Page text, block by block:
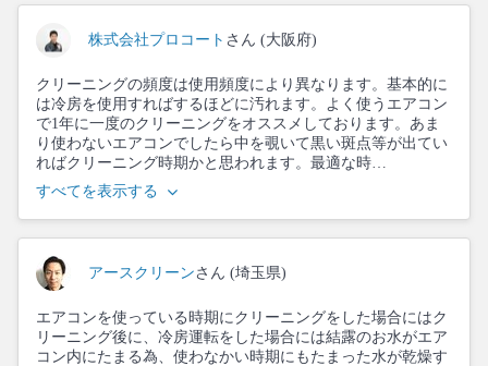
株式会社プロコート さん (大阪府)
クリーニングの頻度は使用頻度により異なります。基本的に
は冷房を使用すればするほどに汚れます。よく使うエアコン
で1年に一度のクリーニングをオススメしております。あま
り使わないエアコンでしたら中を覗いて黒い斑点等が出てい
ればクリーニング時期かと思われます。最適な時…
すべてを表示する
アースクリーン さん (埼玉県)
エアコンを使っている時期にクリーニングをした場合にはク
リーニング後に、冷房運転をした場合には結露のお水がエア
コン内にたまる為、使わなかい時期にもたまった水が乾燥す